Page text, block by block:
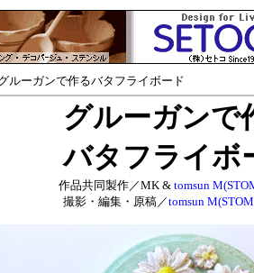
ーガンで作るバタフライボード
グルーガンで
バタフライボ
作品共同製作／MK & tomsun
撮影・編集・原稿／tomsun